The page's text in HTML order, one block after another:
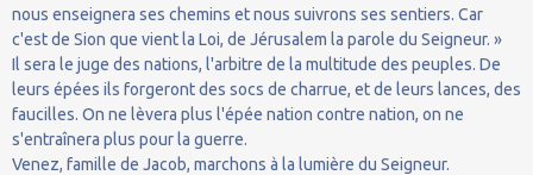
nous enseignera ses chemins et nous suivrons ses sentiers. Car
c'est de Sion que vient la Loi, de Jérusalem la parole du Seigneur. »
Il sera le juge des nations, l'arbitre de la multitude des peuples. De
leurs épées ils forgeront des socs de charrue, et de leurs lances, des
faucilles. On ne lèvera plus l'épée nation contre nation, on ne
s'entraînera plus pour la guerre.
Venez, famille de Jacob, marchons à la lumière du Seigneur.